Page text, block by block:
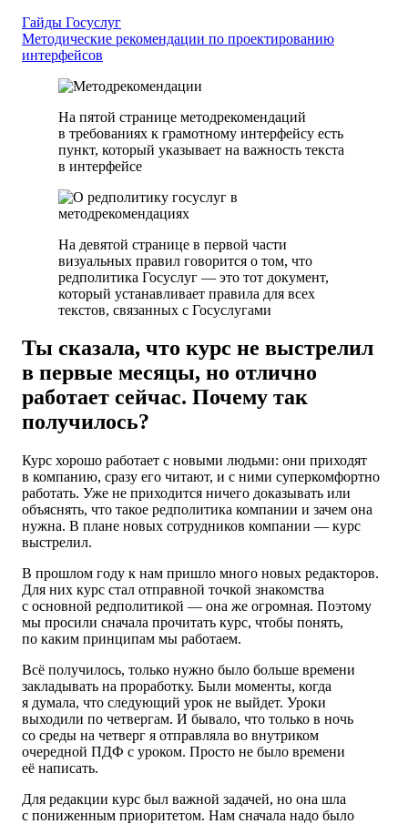
Гайды Госуслуг
Методические рекомендации по проектированию
интерфейсов
На пятой странице методрекомендаций
в требованиях к грамотному интерфейсу есть
пункт, который указывает на важность текста
в интерфейсе
На девятой странице в первой части
визуальных правил говорится о том, что
редполитика Госуслуг — это тот документ,
который устанавливает правила для всех
текстов, связанных с Госуслугами
Ты сказала, что курс не выстрелил
в первые месяцы, но отлично
работает сейчас. Почему так
получилось?
Курс хорошо работает с новыми людьми: они приходят
в компанию, сразу его читают, и с ними суперкомфортно
работать. Уже не приходится ничего доказывать или
объяснять, что такое редполитика компании и зачем она
нужна. В плане новых сотрудников компании — курс
выстрелил.
В прошлом году к нам пришло много новых редакторов.
Для них курс стал отправной точкой знакомства
с основной редполитикой — она же огромная. Поэтому
мы просили сначала прочитать курс, чтобы понять,
по каким принципам мы работаем.
Всё получилось, только нужно было больше времени
закладывать на проработку. Были моменты, когда
я думала, что следующий урок не выйдет. Уроки
выходили по четвергам. И бывало, что только в ночь
со среды на четверг я отправляла во внутриком
очередной ПДФ с уроком. Просто не было времени
её написать.
Для редакции курс был важной задачей, но она шла
с пониженным приоритетом. Нам сначала надо было